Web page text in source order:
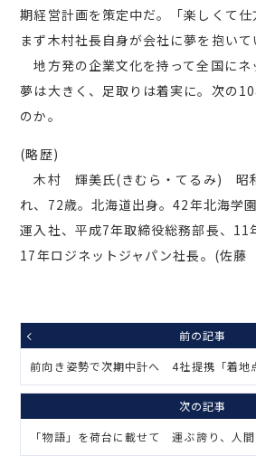
期経営計画を策定中だ。「楽しくて仕
まず木村社長自身が会社に夢を抱いて
地方発の企業文化を持って全国にネ
夢は大きく、足取りは着実に。次の
のか。
(略歴)
木村 輝美氏(きむら・てるみ) 昭
れ、72歳。北海道出身。42年北海学
運入社、平成7年取締役総務部長、11
17年ロジネットジャパン社長。(佐
前の記事
前向き姿勢で次期中計へ 4社提携「着地
次の記事
「物語」を荷台に載せて 運ぶ誇り、人